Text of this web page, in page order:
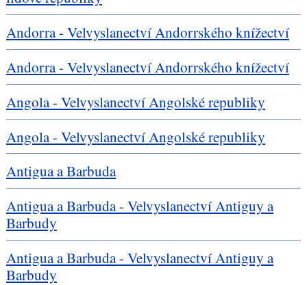
Andorra - Velvyslanectví Andorrského knížectví
Andorra - Velvyslanectví Andorrského knížectví
Angola - Velvyslanectví Angolské republiky
Angola - Velvyslanectví Angolské republiky
Antigua a Barbuda
Antigua a Barbuda - Velvyslanectví Antiguy a
Barbudy
Antigua a Barbuda - Velvyslanectví Antiguy a
Barbudy